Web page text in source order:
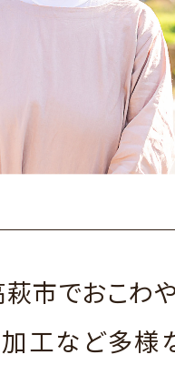
萩市でおこわ
加工など多